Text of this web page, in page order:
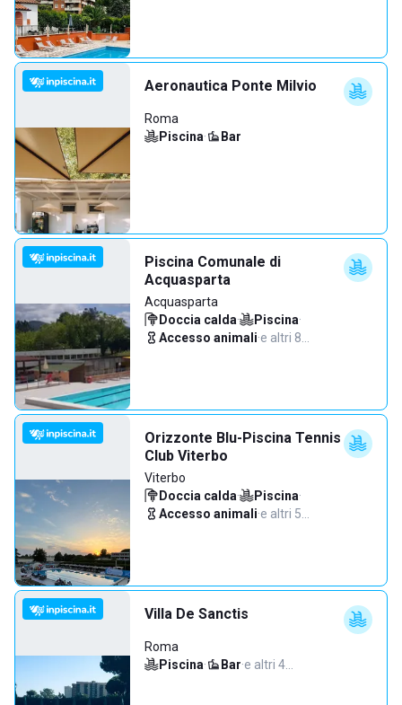
Aeronautica Ponte Milvio
Roma
Piscina· Bar
Piscina Comunale di
Acquasparta
Acquasparta
Doccia calda· Piscina·
Accesso animali·e altri 8…
Orizzonte Blu-Piscina Tennis
Club Viterbo
Viterbo
Doccia calda· Piscina·
Accesso animali·e altri 5…
Villa De Sanctis
Roma
Piscina· Bar·e altri 4…